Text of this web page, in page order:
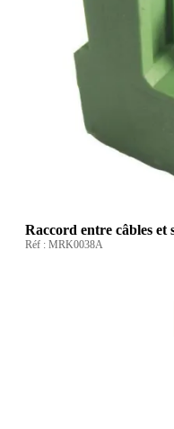
Raccord entre câbles
Réf : MRK0038A